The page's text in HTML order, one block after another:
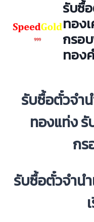
content
รับซื้
ทอง
กรอ
ทอง
รับซื้อตั๋วจำ
ทองแท่ง รั
กร
รับซื้อตั๋วจำน